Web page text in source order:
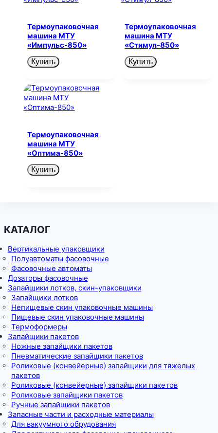
Термоупаковочная
машина МТУ
«Импульс-850»
Купить
Термоупаковочная
машина МТУ
«Стимул-850»
Купить
Термоупаковочная
машина МТУ
«Оптима-850»
Купить
КАТАЛОГ
Вертикальные упаковщики
Полуавтоматы фасовочные
Фасовочные автоматы
Дозаторы фасовочные
Запайщики лотков, скин-упаковщики
Запайщики лотков
Непищевые скин упаковочные машины
Пищевые скин упаковочные машины
Термоформеры
Запайщики пакетов
Ножные запайщики пакетов
Пневматические запайщики пакетов
Роликовые (конвейерные) запайщики для тяжелых
пакетов
Роликовые (конвейерные) запайщики пакетов
Роликовые запайщики пакетов
Ручные запайщики пакетов
Запасные части и расходные материалы
Для вакуумного обрудования